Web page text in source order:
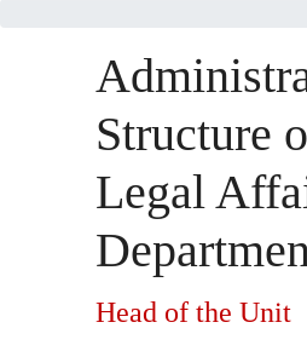
Structure
Legal
Head of the Unit